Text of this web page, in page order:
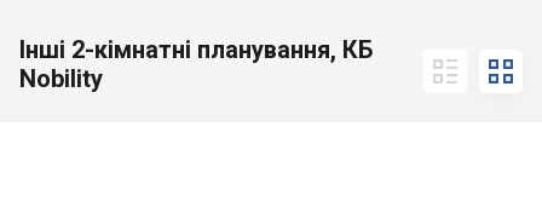
Інші 2-кімнатні планування, КБ
Nobility
 